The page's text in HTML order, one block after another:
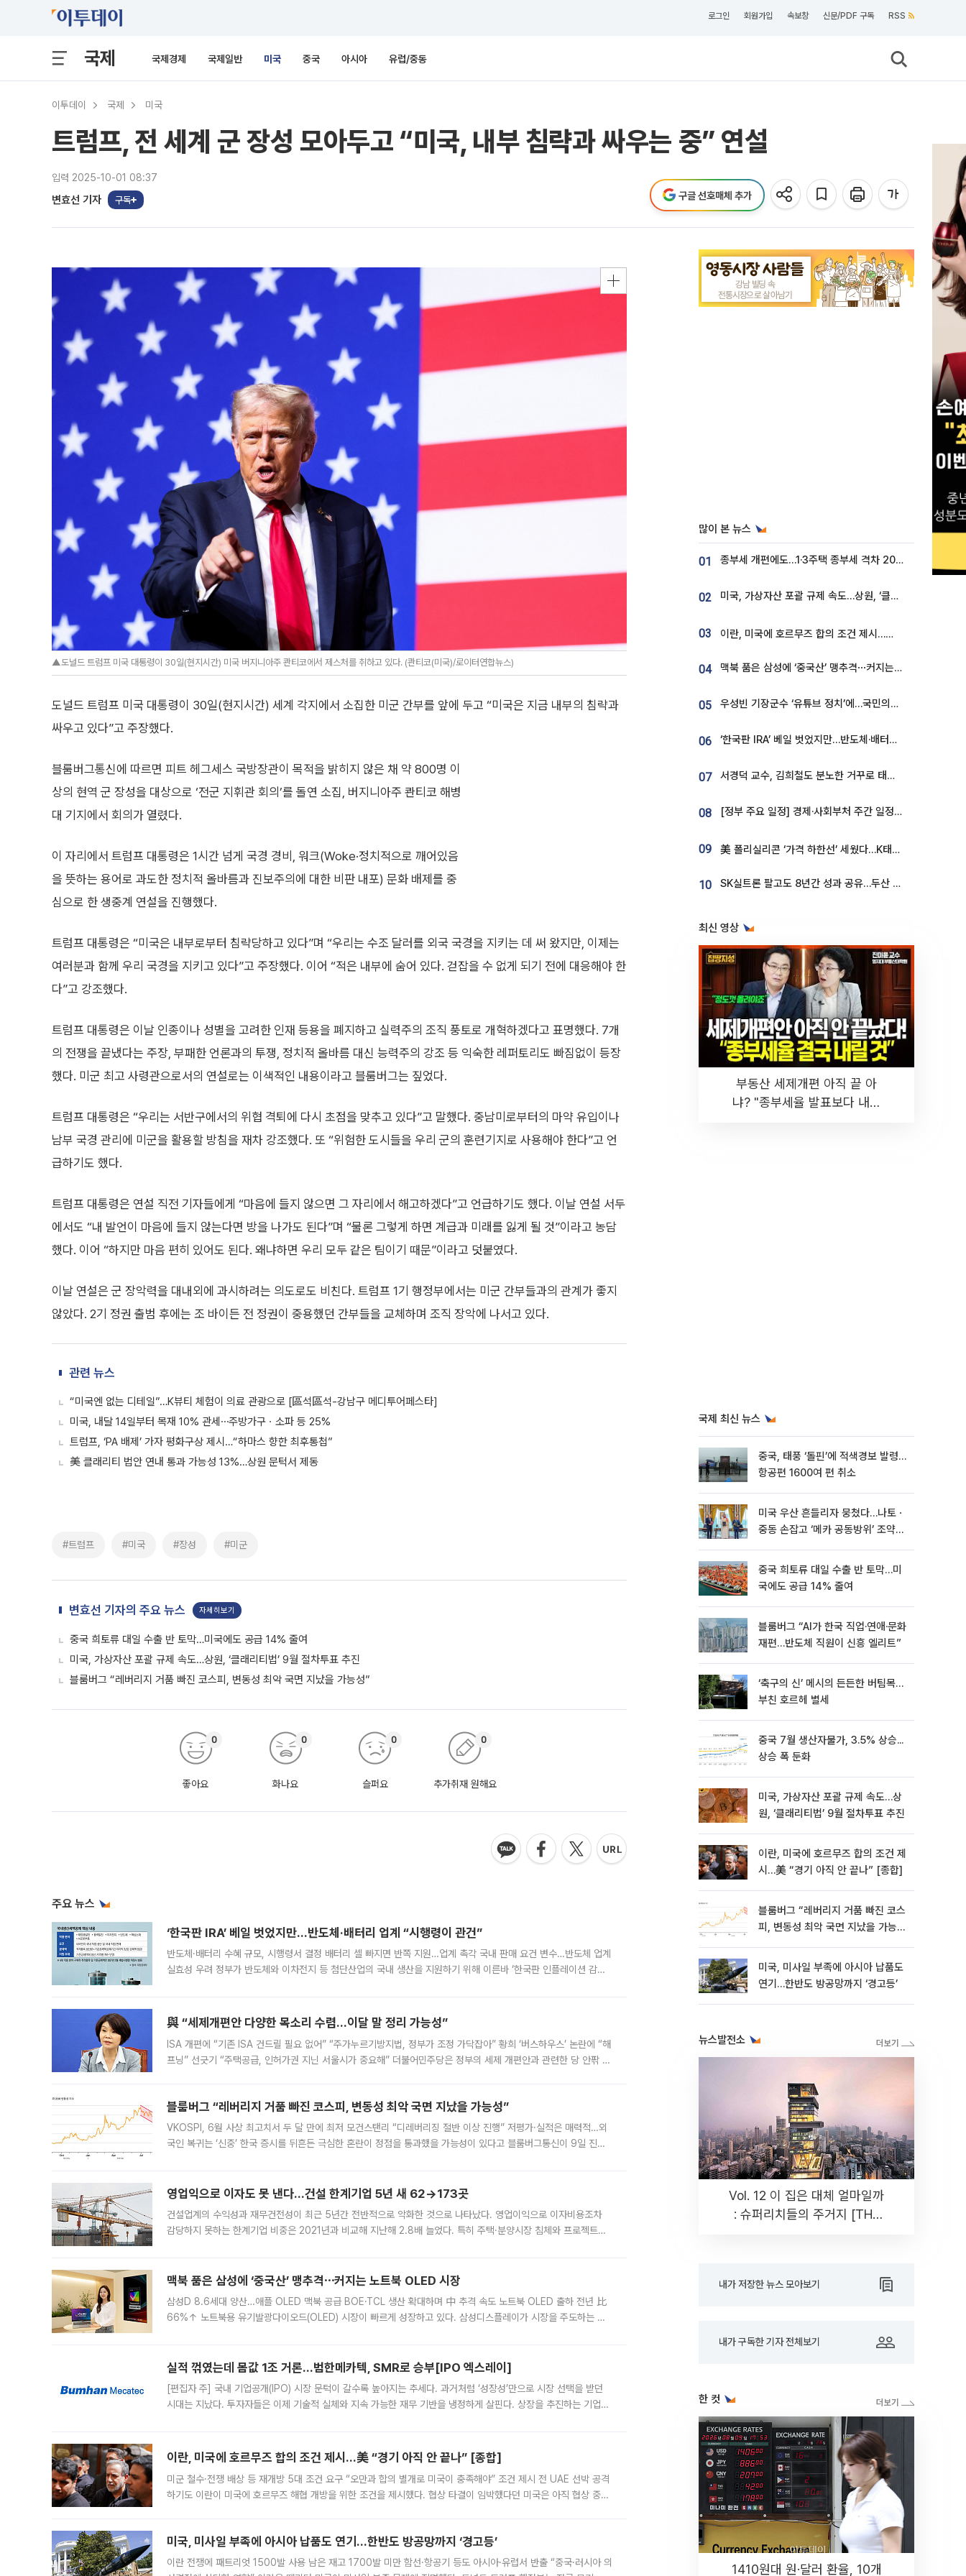
로그인 회원가입 속보창 신문/PDF 구독 RSS
국제 국제경제 국제일반 미국 중국 아시아 유럽/중동
이투데이 국제 미국
트럼프, 전 세계 군 장성 모아두고 “미국, 내부 침략과 싸우는 중” 연설
입력 2025-10-01 08:37
변효선 기자 구독 구글 선호매체 추가
▲도널드 트럼프 미국 대통령이 30일(현지시간) 미국 버지니아주 콴티코에서 제스처를 취하고 있다. (콴티코(미국)/로이터연합뉴스)
도널드 트럼프 미국 대통령이 30일(현지시간) 세계 각지에서 소집한 미군 간부를 앞에 두고 “미국은 지금 내부의 침략과
싸우고 있다”고 주장했다.
블룸버그통신에 따르면 피트 헤그세스 국방장관이 목적을 밝히지 않은 채 약 800명 이
상의 현역 군 장성을 대상으로 ‘전군 지휘관 회의’를 돌연 소집, 버지니아주 콴티코 해병
대 기지에서 회의가 열렸다.
이 자리에서 트럼프 대통령은 1시간 넘게 국경 경비, 워크(Woke·정치적으로 깨어있음
을 뜻하는 용어로 과도한 정치적 올바름과 진보주의에 대한 비판 내포) 문화 배제를 중
심으로 한 생중계 연설을 진행했다.
트럼프 대통령은 “미국은 내부로부터 침략당하고 있다”며 “우리는 수조 달러를 외국 국경을 지키는 데 써 왔지만, 이제는
여러분과 함께 우리 국경을 지키고 있다”고 주장했다. 이어 “적은 내부에 숨어 있다. 걷잡을 수 없게 되기 전에 대응해야 한
다”고 강조했다.
트럼프 대통령은 이날 인종이나 성별을 고려한 인재 등용을 폐지하고 실력주의 조직 풍토로 개혁하겠다고 표명했다. 7개
의 전쟁을 끝냈다는 주장, 부패한 언론과의 투쟁, 정치적 올바름 대신 능력주의 강조 등 익숙한 레퍼토리도 빠짐없이 등장
했다. 미군 최고 사령관으로서의 연설로는 이색적인 내용이라고 블룸버그는 짚었다.
트럼프 대통령은 “우리는 서반구에서의 위협 격퇴에 다시 초점을 맞추고 있다”고 말했다. 중남미로부터의 마약 유입이나
남부 국경 관리에 미군을 활용할 방침을 재차 강조했다. 또 “위험한 도시들을 우리 군의 훈련기지로 사용해야 한다”고 언
급하기도 했다.
트럼프 대통령은 연설 직전 기자들에게 “마음에 들지 않으면 그 자리에서 해고하겠다”고 언급하기도 했다. 이날 연설 서두
에서도 “내 발언이 마음에 들지 않는다면 방을 나가도 된다”며 “물론 그렇게 하면 계급과 미래를 잃게 될 것”이라고 농담
했다. 이어 “하지만 마음 편히 있어도 된다. 왜냐하면 우리 모두 같은 팀이기 때문”이라고 덧붙였다.
이날 연설은 군 장악력을 대내외에 과시하려는 의도로도 비친다. 트럼프 1기 행정부에서는 미군 간부들과의 관계가 좋지
않았다. 2기 정권 출범 후에는 조 바이든 전 정권이 중용했던 간부들을 교체하며 조직 장악에 나서고 있다.
관련 뉴스
“미국엔 없는 디테일”…K뷰티 체험이 의료 관광으로 [區석區석-강남구 메디투어페스타]
미국, 내달 14일부터 목재 10% 관세⋯주방가구ㆍ소파 등 25%
트럼프, ‘PA 배제’ 가자 평화구상 제시…“하마스 향한 최후통첩”
美 클래리티 법안 연내 통과 가능성 13%…상원 문턱서 제동
#트럼프 #미국 #장성 #미군
변효선 기자의 주요 뉴스 자세히보기
중국 희토류 대일 수출 반 토막…미국에도 공급 14% 줄여
미국, 가상자산 포괄 규제 속도…상원, ‘클래리티법’ 9월 절차투표 추진
블룸버그 “레버리지 거품 빠진 코스피, 변동성 최악 국면 지났을 가능성”
좋아요
0
화나요
0
슬퍼요
0
추가취재 원해요
0
주요 뉴스
‘한국판 IRA’ 베일 벗었지만…반도체·배터리 업계 “시행령이 관건”
반도체·배터리 수혜 규모, 시행령서 결정 배터리 셀 빠지면 반쪽 지원…업계 촉각 국내 판매 요건 변수…반도체 업계
실효성 우려 정부가 반도체와 이차전지 등 첨단산업의 국내 생산을 지원하기 위해 이른바 ‘한국판 인플레이션 감축
與 “세제개편안 다양한 목소리 수렴…이달 말 정리 가능성”
ISA 개편에 “기존 ISA 건드릴 필요 없어” “주가누르기방지법, 정부가 조정 가닥잡아” 황희 ‘버스하우스’ 논란에 “해
프닝” 선긋기 “주택공급, 인허가권 지닌 서울시가 중요해” 더불어민주당은 정부의 세제 개편안과 관련한 당 안팎 의
블룸버그 “레버리지 거품 빠진 코스피, 변동성 최악 국면 지났을 가능성”
VKOSPI, 6월 사상 최고치서 두 달 만에 최저 모건스탠리 “디레버리징 절반 이상 진행” 저평가·실적은 매력적…외
국인 복귀는 ‘신중’ 한국 증시를 뒤흔든 극심한 혼란이 정점을 통과했을 가능성이 있다고 블룸버그통신이 9일 진단
영업익으로 이자도 못 낸다…건설 한계기업 5년 새 62→173곳
건설업계의 수익성과 재무건전성이 최근 5년간 전반적으로 악화한 것으로 나타났다. 영업이익으로 이자비용조차
감당하지 못하는 한계기업 비중은 2021년과 비교해 지난해 2.8배 늘었다. 특히 주택·분양시장 침체와 프로젝트파
맥북 품은 삼성에 ‘중국산’ 맹추격⋯커지는 노트북 OLED 시장
삼성D 8.6세대 양산…애플 OLED 맥북 공급 BOE·TCL 생산 확대하며 中 추격 속도 노트북 OLED 출하 전년 比
66%↑ 노트북용 유기발광다이오드(OLED) 시장이 빠르게 성장하고 있다. 삼성디스플레이가 시장을 주도하는 가
실적 꺾였는데 몸값 1조 거론…범한메카텍, SMR로 승부[IPO 엑스레이]
[편집자 주] 국내 기업공개(IPO) 시장 문턱이 갈수록 높아지는 추세다. 과거처럼 ‘성장성’만으로 시장 선택을 받던
시대는 지났다. 투자자들은 이제 기술적 실체와 지속 가능한 재무 기반을 냉정하게 살핀다. 상장을 추진하는 기업들
이란, 미국에 호르무즈 합의 조건 제시…美 “경기 아직 안 끝나” [종합]
미군 철수·전쟁 배상 등 재개방 5대 조건 요구 “오만과 합의 별개로 미국이 충족해야” 조건 제시 전 UAE 선박 공격
하기도 이란이 미국에 호르무즈 해협 개방을 위한 조건을 제시했다. 협상 타결이 임박했다던 미국은 아직 협상 중이
미국, 미사일 부족에 아시아 납품도 연기…한반도 방공망까지 ‘경고등’
이란 전쟁에 패트리엇 1500발 사용 남은 재고 1700발 미만 함선·항공기 등도 아시아·유럽서 반출 “중국·러시아 의
많이 본 뉴스
01 종부세 개편에도…1·3주택 종부세 격차 2028년부터 확대
02 미국, 가상자산 포괄 규제 속도…상원, ‘클래리티법’ 9월 절차투표 추진
03 이란, 미국에 호르무즈 합의 조건 제시…美 “경기 아직 안 끝나” [종합]
04 맥북 품은 삼성에 ‘중국산’ 맹추격⋯커지는 노트북 OLED 시장
05 우성빈 기장군수 ‘유튜브 정치’에…국민의힘 군의원들 집단 반발
06 ‘한국판 IRA’ 베일 벗었지만…반도체·배터리 업계 “시행령이 관건”
07 서경덕 교수, 김희철도 분노한 거꾸로 태극기⋯"엉터리는 아냐, 아쉬울 뿐"
08 [정부 주요 일정] 경제·사회부처 주간 일정 (8월 10일 ~ 8월 14일)
09 美 폴리실리콘 ‘가격 하한선’ 세웠다…K태양광 수혜 기대
10 SK실트론 팔고도 8년간 성과 공유…두산 인수대금 2.3조가 끝 아냐
최신 영상
부동산 세제개편 아직 끝 아
냐? "종부세율 발표보다 내릴
국제 최신 뉴스
중국, 태풍 ‘돌핀’에 적색경보 발령…
항공편 1600여 편 취소
미국 우산 흔들리자 뭉쳤다…나토ㆍ
중동 손잡고 ‘메카 공동방위’ 조약
중국 희토류 대일 수출 반 토막…미
국에도 공급 14% 줄여
블룸버그 “AI가 한국 직업·연애·문화
재편…반도체 직원이 신흥 엘리트”
‘축구의 신’ 메시의 든든한 버팀목…
부친 호르헤 별세
중국 7월 생산자물가, 3.5% 상승...
상승 폭 둔화
미국, 가상자산 포괄 규제 속도…상
원, ‘클래리티법’ 9월 절차투표 추진
이란, 미국에 호르무즈 합의 조건 제
시…美 “경기 아직 안 끝나” [종합]
블룸버그 “레버리지 거품 빠진 코스
피, 변동성 최악 국면 지났을 가능
미국, 미사일 부족에 아시아 납품도
연기…한반도 방공망까지 ‘경고등’
뉴스발전소
Vol. 12 이 집은 대체 얼마일까
: 슈퍼리치들의 주거지 [THE
내가 저장한 뉴스 모아보기
내가 구독한 기자 전체보기
한 컷
1410원대 원·달러 환율, 10개